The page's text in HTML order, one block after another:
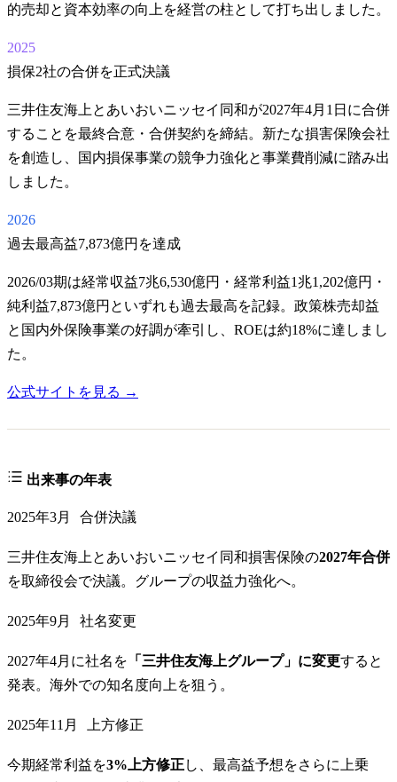
的売却と資本効率の向上を経営の柱として打ち出しました。
2025
損保2社の合併を正式決議
三井住友海上とあいおいニッセイ同和が2027年4月1日に合併
することを最終合意・合併契約を締結。新たな損害保険会社
を創造し、国内損保事業の競争力強化と事業費削減に踏み出
しました。
2026
過去最高益7,873億円を達成
2026/03期は経常収益7兆6,530億円・経常利益1兆1,202億円・
純利益7,873億円といずれも過去最高を記録。政策株売却益
と国内外保険事業の好調が牽引し、ROEは約18%に達しまし
た。
公式サイトを見る →
出来事の年表
2025年3月 合併決議
三井住友海上とあいおいニッセイ同和損害保険の2027年合併
を取締役会で決議。グループの収益力強化へ。
2025年9月 社名変更
2027年4月に社名を 「三井住友海上グループ」に変更すると
発表。海外での知名度向上を狙う。
2025年11月 上方修正
今期経常利益を3%上方修正し、最高益予想をさらに上乗